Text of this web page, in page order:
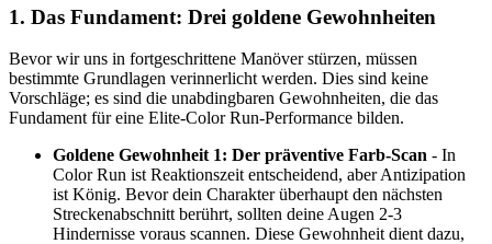
1. Das Fundament: Drei goldene Gewohnheiten
Bevor wir uns in fortgeschrittene Manöver stürzen, müssen
bestimmte Grundlagen verinnerlicht werden. Dies sind keine
Vorschläge; es sind die unabdingbaren Gewohnheiten, die das
Fundament für eine Elite-Color Run-Performance bilden.
Goldene Gewohnheit 1: Der präventive Farb-Scan - In
Color Run ist Reaktionszeit entscheidend, aber Antizipation
ist König. Bevor dein Charakter überhaupt den nächsten
Streckenabschnitt berührt, sollten deine Augen 2-3
Hindernisse voraus scannen. Diese Gewohnheit dient dazu,